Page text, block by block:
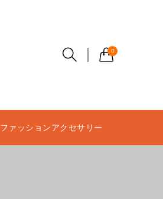
0
ファッションアクセサリー